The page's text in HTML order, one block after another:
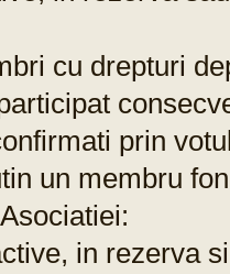
cu drepturi
prin
un membru
in rezerva